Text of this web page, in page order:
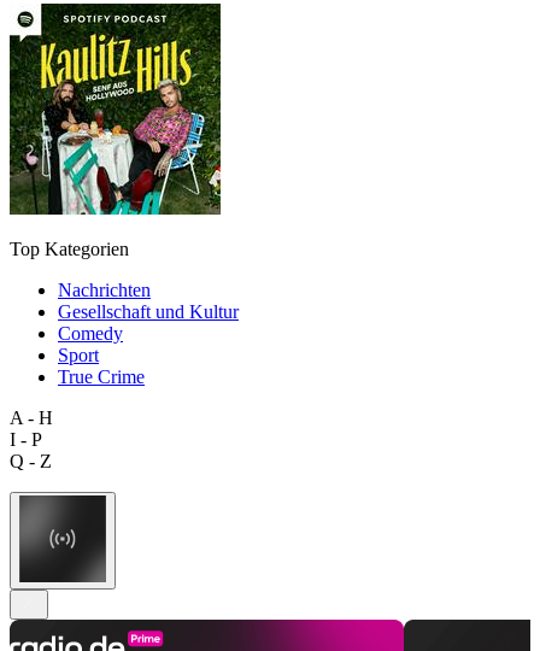
Top Kategorien
Nachrichten
Gesellschaft und Kultur
Comedy
Sport
True Crime
A - H
I - P
Q - Z